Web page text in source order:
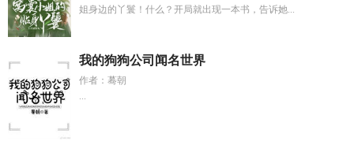
姐身边的丫鬟！什么？开局就出现一本书，告诉她...
我的狗狗公司闻名世界
作者：蓦朝
...